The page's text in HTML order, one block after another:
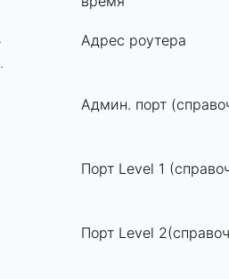
Адрес роутера
Админ. порт
Порт Level 1
Порт Level